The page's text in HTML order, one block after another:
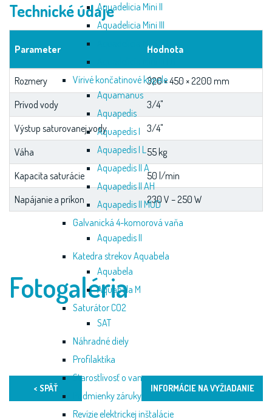
Aquadelicia Mini II
Aquadelicia Mini III
Aquadelicia Mini III L
Vírivé končatinové kúpele
Aquamanus
Aquapedis
Aquapedis I
Aquapedis I L
Aquapedis II A
Aquapedis II AH
Aquapedis II MUD
Galvanická 4-komorová vaňa
Aquapedis II
Katedra strekov Aquabela
Aquabela
Aquabela M
Saturátor CO2
SAT
Náhradné diely
Profilaktika
Starostlivosť o vane
Podmienky záruky
Revízie elektrickej inštalácie
Parameter Hodnota
Rozmery
320 × 450 × 2200 mm
Prívod vody
3/4"
Výstup saturovanej vody
3/4"
Váha
55 kg
Kapacita saturácie
50 l/min
Napájanie a príkon
230 V – 250 W
Technické údaje
Fotogaléria
< SPÄŤ INFORMÁCIE NA VYŽIADANIE